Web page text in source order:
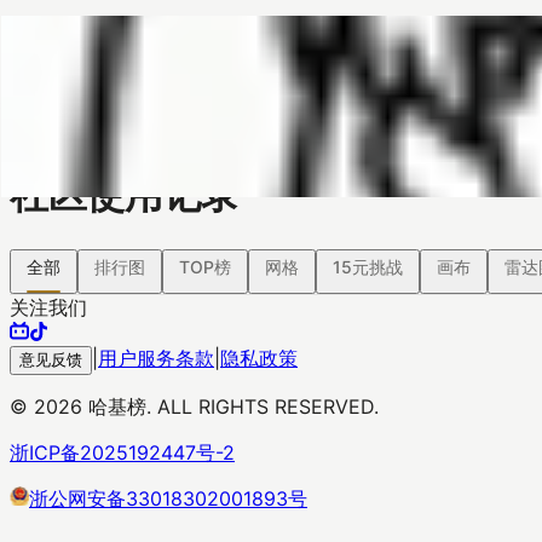
社区使用记录
全部 排行图 TOP榜 网格 15元挑战 画布 雷达
关注我们
意见反馈 用户服务条款 隐私政策
© 2026 哈基榜. ALL RIGHTS RESERVED.
浙ICP备2025192447号-2
浙公网安备33018302001893号